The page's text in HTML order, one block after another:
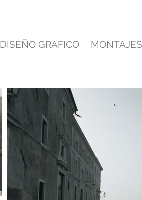
DISEÑO GRAFICO MONTAJES